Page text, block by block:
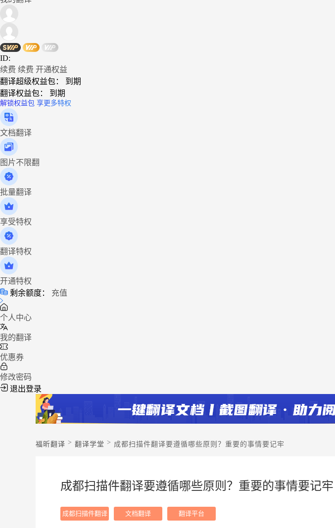
ID:
续费 续费 开通权益
翻译超级权益包：
到期
翻译权益包：
到期
解锁权益包 享更多特权
文档翻译
图片不限翻
批量翻译
享受特权
翻译特权
开通特权
剩余额度：
充值
个人中心
我的翻译
优惠券
修改密码
退出登录
福昕翻译 > 翻译学堂 > 成都扫描件翻译要遵循哪些原则？重要的事情要记牢
成都扫描件翻译要遵循哪些原则？重要的事情要记牢
成都扫描件翻译 文档翻译 翻译平台